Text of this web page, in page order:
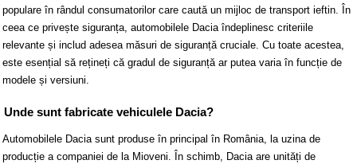
populare în rândul consumatorilor care caută un mijloc de transport ieftin. În
ceea ce privește siguranța, automobilele Dacia îndeplinesc criteriile
relevante și includ adesea măsuri de siguranță cruciale. Cu toate acestea,
este esențial să rețineți că gradul de siguranță ar putea varia în funcție de
modele și versiuni.
Unde sunt fabricate vehiculele Dacia?
Automobilele Dacia sunt produse în principal în România, la uzina de
producție a companiei de la Mioveni. În schimb, Dacia are unități de